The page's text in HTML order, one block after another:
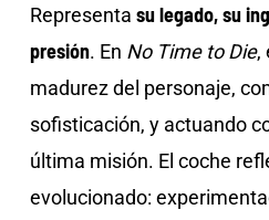
Representa su legado, su
presión. En No Time to Die,
madurez del personaje,
sofisticación, y actuando
última misión. El coche
evolucionado: